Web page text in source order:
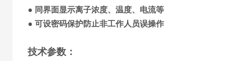
● 同界面显示离子浓度、 温度、 电流等
● 可设密码保护防止非工作人员误操作
技术参数 ：